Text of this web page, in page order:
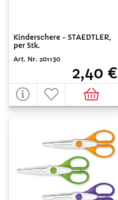
Kinderschere - STAEDTLER,
per Stk.
Art. Nr. 201130
2,40 €